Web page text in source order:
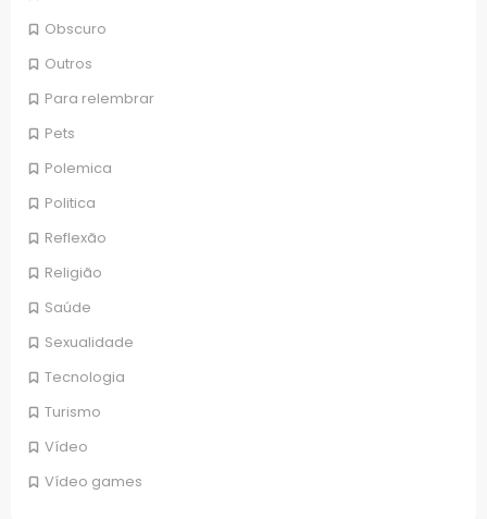
Obscuro
Outros
Para relembrar
Pets
Polemica
Politica
Reflexão
Religião
Saúde
Sexualidade
Tecnologia
Turismo
Vídeo
Vídeo games